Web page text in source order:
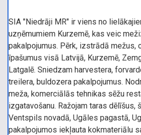
SIA "Niedrāji MR" ir viens no
uzņēmumiem Kurzemē, kas veic
pakalpojumus. Pērk, izstrādā mežus,
īpašumus visā Latvijā, Kurzemē,
Latgalē. Sniedzam harvestera,
treilera, buldozera pakalpojumus.
meža, komerciālās tehnikas sēžu
izgatavošanu. Ražojam taras dēlīšus,
Ventspils novadā, Ugāles pagastā,
pakalpojumos iekļauta kokmateriālu